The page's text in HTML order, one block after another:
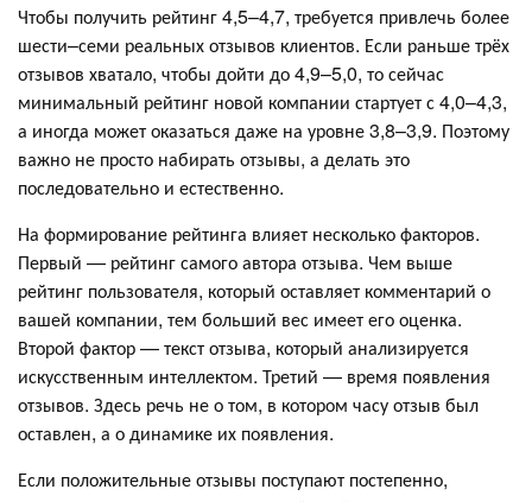
Чтобы получить рейтинг 4,5–4,7, требуется привлечь более
шести–семи реальных отзывов клиентов. Если раньше трёх
отзывов хватало, чтобы дойти до 4,9–5,0, то сейчас
минимальный рейтинг новой компании стартует с 4,0–4,3,
а иногда может оказаться даже на уровне 3,8–3,9. Поэтому
важно не просто набирать отзывы, а делать это
последовательно и естественно.
На формирование рейтинга влияет несколько факторов.
Первый — рейтинг самого автора отзыва. Чем выше
рейтинг пользователя, который оставляет комментарий о
вашей компании, тем больший вес имеет его оценка.
Второй фактор — текст отзыва, который анализируется
искусственным интеллектом. Третий — время появления
отзывов. Здесь речь не о том, в котором часу отзыв был
оставлен, а о динамике их появления.
Если положительные отзывы поступают постепенно,